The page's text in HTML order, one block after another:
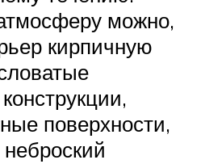
можно,
кирпичную
поверхности,